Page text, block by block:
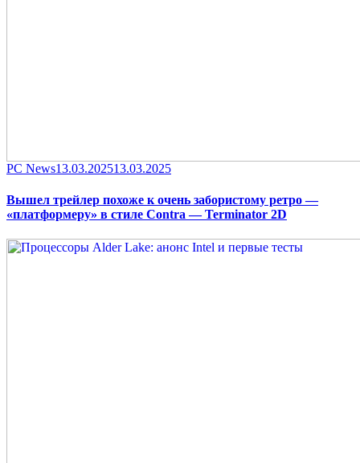
Category
PC NewsPosted
13.03.202513.03.2025
Вышел трейлер похоже к очень забористому ретро —
«платформеру» в стиле Contra — Terminator 2D